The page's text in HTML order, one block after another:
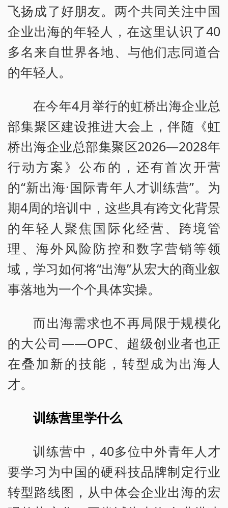
飞扬成了好朋友。两个共同关注中国
企业出海的年轻人，在这里认识了40
多名来自世界各地、与他们志同道合
的年轻人。
在今年4月举行的虹桥出海企业总
部集聚区建设推进大会上，伴随《虹
桥出海企业总部集聚区2026—2028年
行动方案》公布的，还有首次开营
的“新出海·国际青年人才训练营”。为
期4周的培训中，这些具有跨文化背景
的年轻人聚焦国际化经营、跨境管
理、海外风险防控和数字营销等领
域，学习如何将“出海”从宏大的商业叙
事落地为一个个具体实操。
而出海需求也不再局限于规模化
的大公司——OPC、超级创业者也正
在叠加新的技能，转型成为出海人
才。
训练营里学什么
训练营中，40多位中外青年人才
要学习为中国的硬科技品牌制定行业
转型路线图，从中体会企业出海的宏